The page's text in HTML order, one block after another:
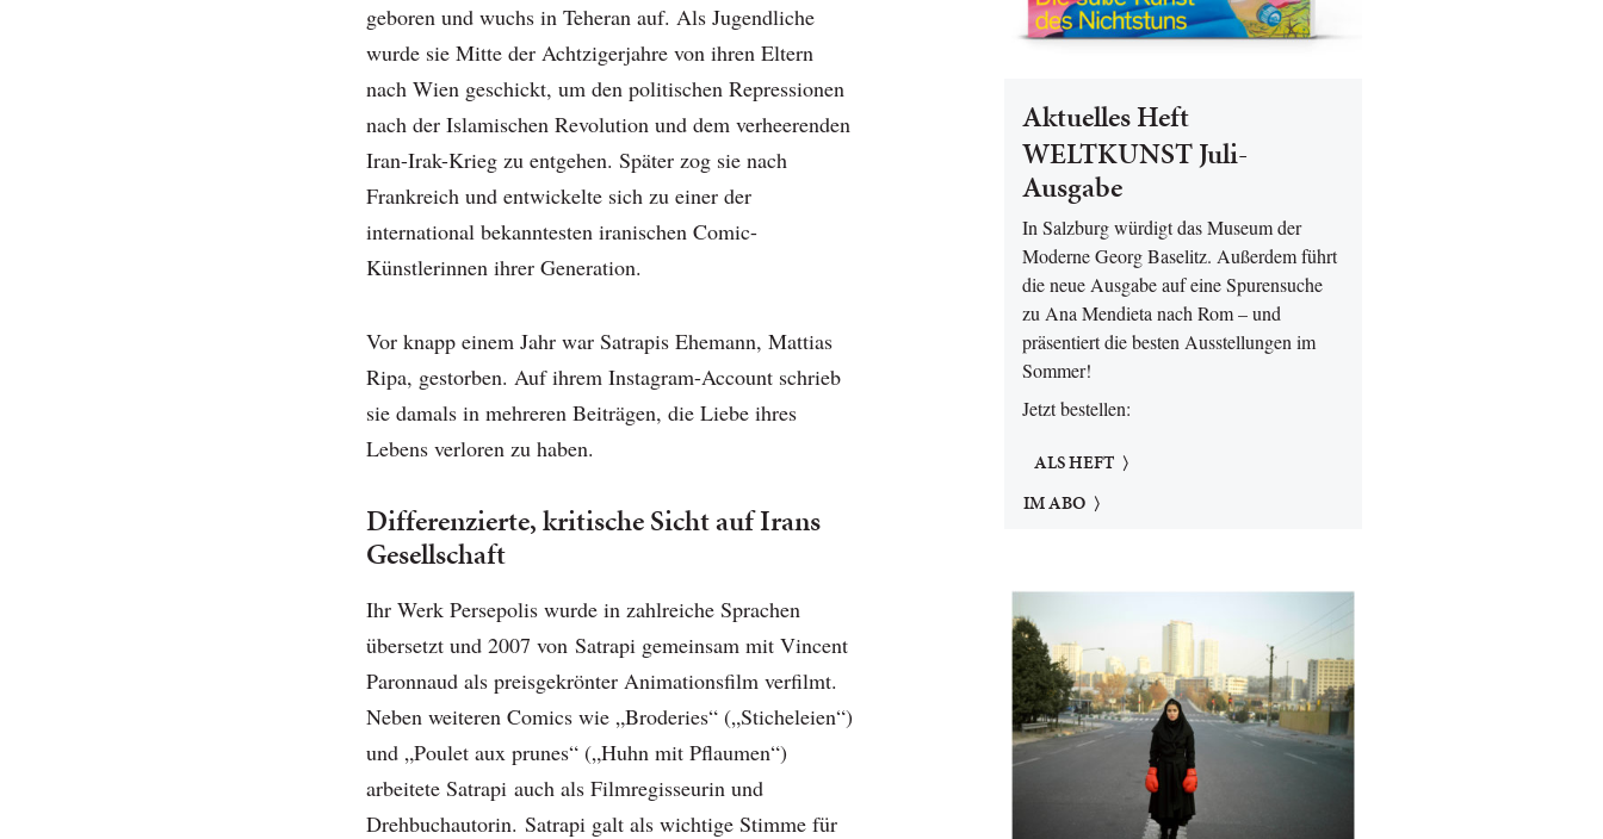
geboren und wuchs in Teheran auf. Als Jugendliche
wurde sie Mitte der Achtzigerjahre von ihren Eltern
nach Wien geschickt, um den politischen Repressionen
nach der Islamischen Revolution und dem verheerenden
Iran-Irak-Krieg zu entgehen. Später zog sie nach
Frankreich und entwickelte sich zu einer der
international bekanntesten iranischen Comic-
Künstlerinnen ihrer Generation.
Vor knapp einem Jahr war Satrapis Ehemann, Mattias
Ripa, gestorben. Auf ihrem Instagram-Account schrieb
sie damals in mehreren Beiträgen, die Liebe ihres
Lebens verloren zu haben.
Differenzierte, kritische Sicht auf Irans
Gesellschaft
Ihr Werk Persepolis wurde in zahlreiche Sprachen
übersetzt und 2007 von Satrapi gemeinsam mit Vincent
Paronnaud als preisgekrönter Animationsfilm verfilmt.
Neben weiteren Comics wie „Broderies“ („Sticheleien“)
und „Poulet aux prunes“ („Huhn mit Pflaumen“)
arbeitete Satrapi auch als Filmregisseurin und
Drehbuchautorin. Satrapi galt als wichtige Stimme für
Aktuelles Heft
WELTKUNST Juli-
Ausgabe
In Salzburg würdigt das Museum der
Moderne Georg Baselitz. Außerdem führt
die neue Ausgabe auf eine Spurensuche
zu Ana Mendieta nach Rom – und
präsentiert die besten Ausstellungen im
Sommer!
Jetzt bestellen:
ALS HEFT
IM ABO